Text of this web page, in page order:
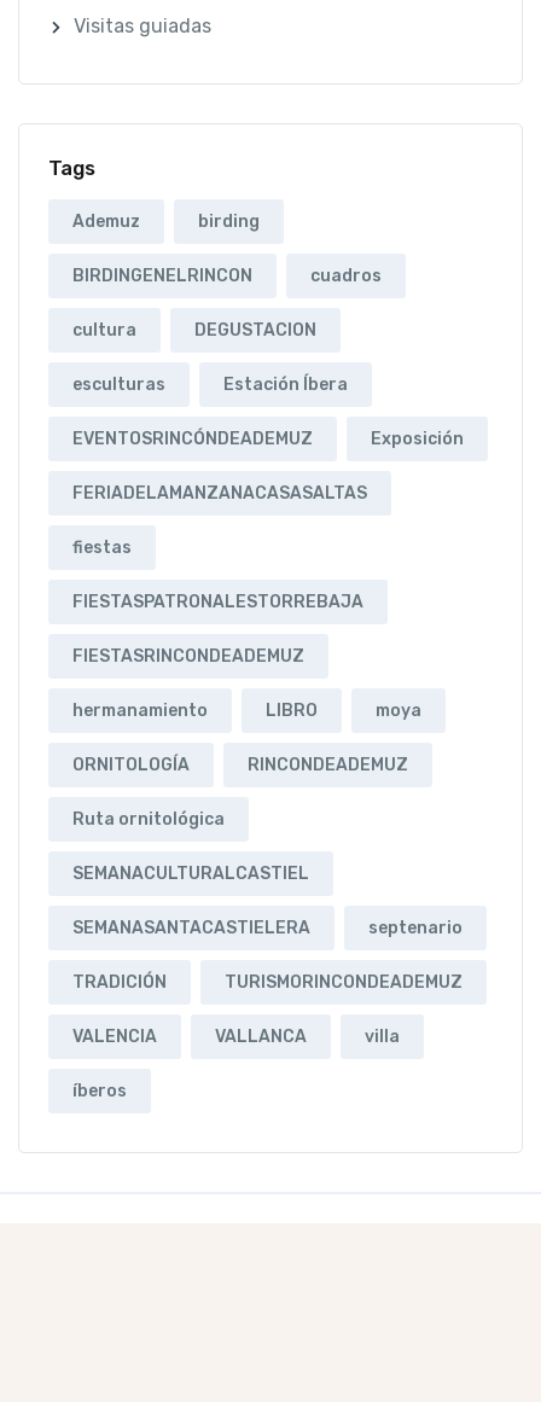
Visitas guiadas
Tags
Ademuz birding
BIRDINGENELRINCON cuadros
cultura DEGUSTACION
esculturas Estación Íbera
EVENTOSRINCÓNDEADEMUZ Exposición
FERIADELAMANZANACASASALTAS
fiestas
FIESTASPATRONALESTORREBAJA
FIESTASRINCONDEADEMUZ
hermanamiento LIBRO moya
ORNITOLOGÍA RINCONDEADEMUZ
Ruta ornitológica
SEMANACULTURALCASTIEL
SEMANASANTACASTIELERA septenario
TRADICIÓN TURISMORINCONDEADEMUZ
VALENCIA VALLANCA villa
íberos